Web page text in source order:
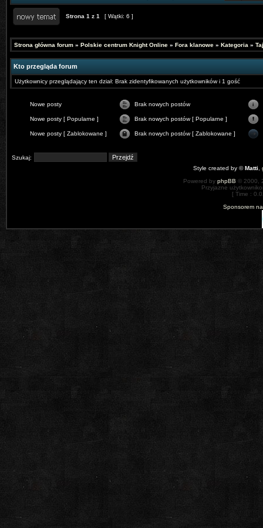
Strona 1 z 1 [ Wątki: 6 ]
Strona główna forum » Polskie centrum Knight Online » Fora klanowe » Kategoria »
Kto przegląda forum
Użytkownicy przeglądający ten dział: Brak zidentyfikowanych użytkowników i 1 gość
Nowe posty Brak nowych postów
Nowe posty [ Popularne ] Brak nowych postów [ Popularne ]
Nowe posty [ Zablokowane ] Brak nowych postów [ Zablokowane ]
Szukaj:
Style created by ©Matti
Powered by phpBB © 2000,
Przyjazne
[ Time :
Sponsorem